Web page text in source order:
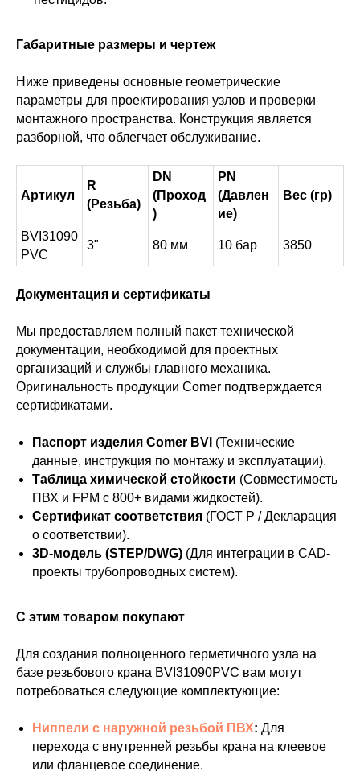
Габаритные размеры и чертеж
Ниже приведены основные геометрические
параметры для проектирования узлов и проверки
монтажного пространства. Конструкция является
разборной, что облегчает обслуживание.
Артикул
R
(Резьба)
DN
(Проход
)
PN
(Давлен
ие)
Вес (гр)
BVI31090
PVC
3" 80 мм 10 бар 3850
Документация и сертификаты
Мы предоставляем полный пакет технической
документации, необходимой для проектных
организаций и службы главного механика.
Оригинальность продукции Comer подтверждается
сертификатами.
Паспорт изделия Comer BVI (Технические
данные, инструкция по монтажу и эксплуатации).
Таблица химической стойкости (Совместимость
ПВХ и FPM с 800+ видами жидкостей).
Сертификат соответствия (ГОСТ Р / Декларация
о соответствии).
3D-модель (STEP/DWG) (Для интеграции в CAD-
проекты трубопроводных систем).
С этим товаром покупают
Для создания полноценного герметичного узла на
базе резьбового крана BVI31090PVC вам могут
потребоваться следующие комплектующие:
Ниппели с наружной резьбой ПВХ: Для
перехода с внутренней резьбы крана на клеевое
или фланцевое соединение.